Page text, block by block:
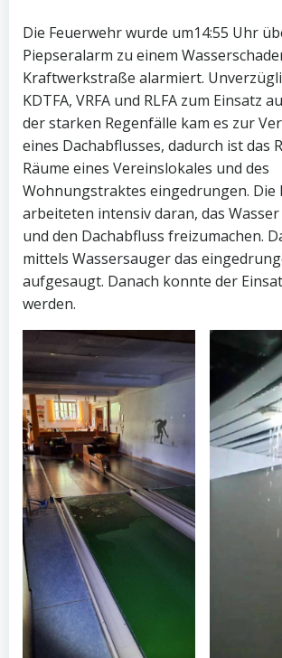
Die Feuerwehr wurde um14:55 Uhr
Piepseralarm zu einem
Kraftwerkstraße alarmiert.
KDTFA, VRFA und RLFA zum Einsatz
der starken Regenfälle kam es zur
eines Dachabflusses, dadurch ist das
Räume eines Vereinslokales und des
Wohnungstraktes eingedrungen. Die
arbeiteten intensiv daran, das
und den Dachabfluss freizumachen.
mittels Wassersauger das
aufgesaugt. Danach konnte der
werden.